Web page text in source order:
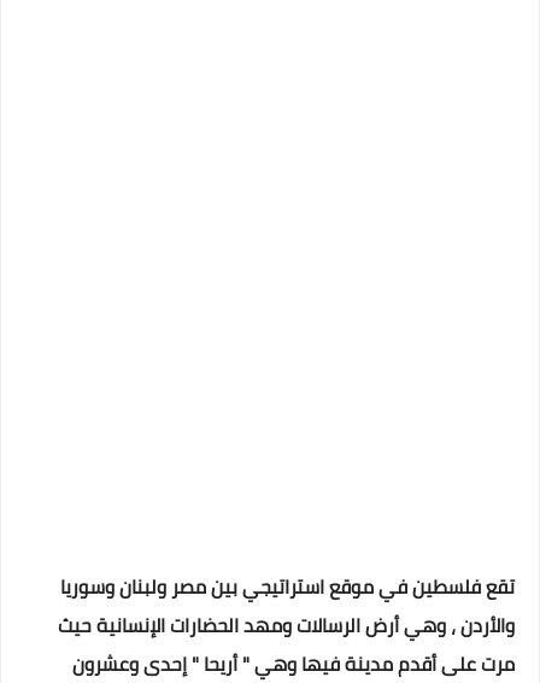
تقع فلسطين في موقع استراتيجي بين مصر ولبنان وسوريا
والأردن ، وهي أرض الرسالات ومهد الحضارات الإنسانية حيث
مرت على أقدم مدينة فيها وهي " أريحا " إحدى وعشرون